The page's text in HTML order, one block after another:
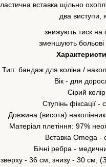
вставка щільно
два виступи,
знижують тиск на
зменшують больові
Тип: бандаж для коліна /
Вік - для
Сірий колір
Ступінь фіксації -
Довжина (висота)
Матеріал плетіння: 97%
Вставка Omega -
Бічні ребра -
- 36 см, знизу - 30 см,